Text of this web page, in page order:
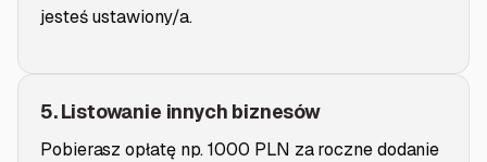
jesteś ustawiony/a.
5. Listowanie innych biznesów
Pobierasz opłatę np. 1000 PLN za roczne dodanie